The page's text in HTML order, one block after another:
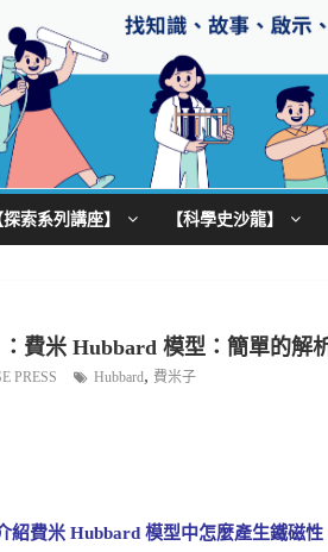
探索系列講座】 【科學史沙龍】
費米 Hubbard 模型：簡單的解
PRESS Hubbard, 費米子
紹費米 Hubbard 模型中怎麼產生鐵磁性